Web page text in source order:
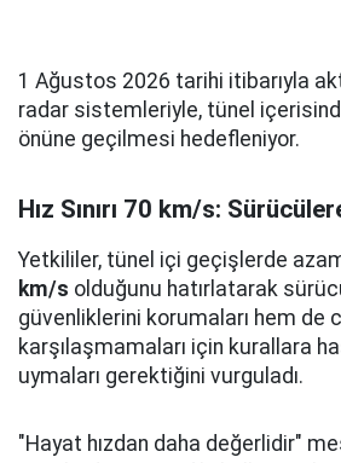
1 Ağustos 2026 tarihi itibarıyla
radar sistemleriyle, tünel
önüne geçilmesi hedefleniyor.
Hız Sınırı 70 km/s:
Yetkililer, tünel içi geçişlerde
km/s olduğunu hatırlatarak
güvenliklerini korumaları hem de
karşılaşmamaları için kurallara
uymaları gerektiğini vurguladı.
"Hayat hızdan daha değerlidir"